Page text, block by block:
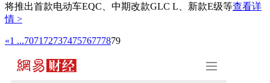
将推出首款电动车EQC、中期改款GLC L、新款E级等查看详
情 >
«1 ...7071 7273747576777879